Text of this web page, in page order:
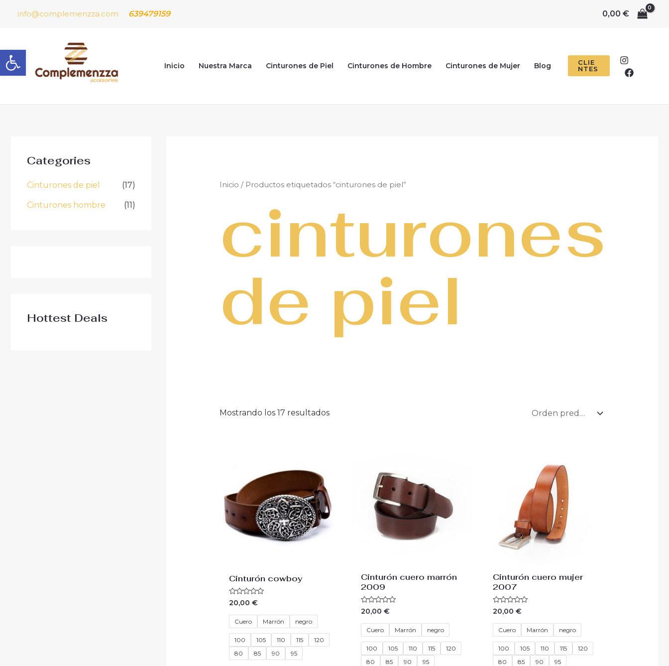
Abrir barra de herramientas
info@complemenzza.com 639479159 0,00 €
Inicio Nuestra Marca Cinturones de Piel Cinturones de Hombre Cinturones de Mujer Blog
CLIE
NTES
Categories
Cinturones de piel (17)
Cinturones hombre (11)
Hottest Deals
Inicio / Productos etiquetados “cinturones de piel”
cinturones
de piel
Mostrando los 17 resultados
Cinturón cowboy
Valorado
con
0
de
5
20,00 €
Cuero Marrón negro
100 105 110 115
120
80
85 90 95
Cinturón cuero marrón
2009
Valorado
con
0
de
5
20,00 €
Cuero Marrón negro
100 105 110 115
120
80
85 90 95
Cinturón cuero mujer
2007
Valorado
con
0
de
5
20,00 €
Cuero Marrón negro
100 105 110 115
120
80
85 90 95